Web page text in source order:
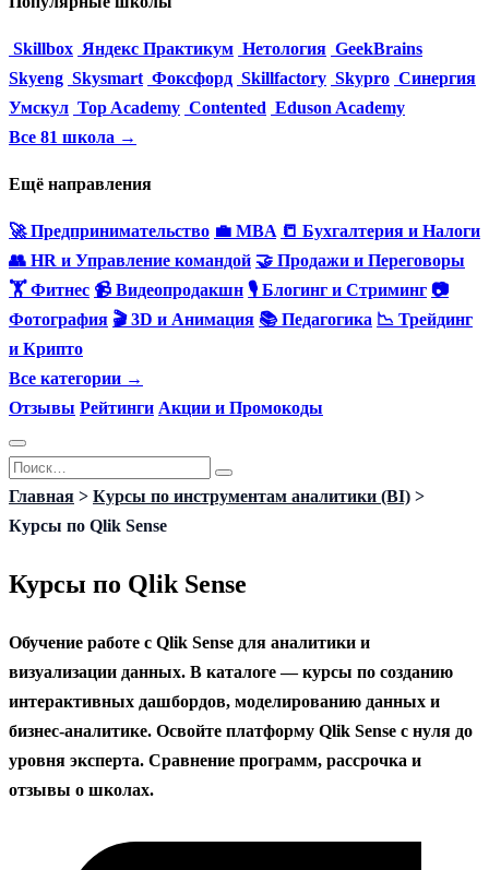
Skillbox Яндекс Практикум Нетология GeekBrains
Skyeng Skysmart Фоксфорд Skillfactory Skypro Синергия
Умскул Top Academy Contented Eduson Academy
Все 81 школа →
Ещё направления
🚀 Предпринимательство 💼 MBA 📒 Бухгалтерия и Налоги
👥 HR и Управление командой 🤝 Продажи и Переговоры
🏋️ Фитнес 📹 Видеопродакшн 🎙 Блогинг и Стриминг 📷
Фотография 🎬 3D и Анимация 📚 Педагогика 📉 Трейдинг
и Крипто
Все категории →
Отзывы Рейтинги Акции и Промокоды
Перейти
к
содержанию
Search
for:
Главная > Курсы по инструментам аналитики (BI) >
Курсы по Qlik Sense
Курсы по Qlik Sense
Обучение работе с Qlik Sense для аналитики и
визуализации данных. В каталоге — курсы по созданию
интерактивных дашбордов, моделированию данных и
бизнес-аналитике. Освойте платформу Qlik Sense с нуля до
уровня эксперта. Сравнение программ, рассрочка и
отзывы о школах.